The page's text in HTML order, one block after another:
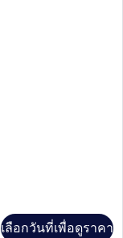
เลือกวันที่เพื่อดูราคา